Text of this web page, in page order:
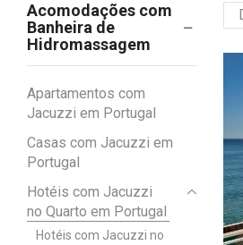
Acomodações com
Banheira de
Hidromassagem
Apartamentos com
Jacuzzi em Portugal
Casas com Jacuzzi em
Portugal
Hotéis com Jacuzzi
no Quarto em Portugal
Hotéis com Jacuzzi no